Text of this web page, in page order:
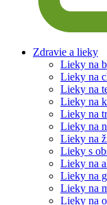
Zdravie a lieky
Lieky na
Lieky na
Lieky na
Lieky na
Lieky na
Lieky na
Lieky na
Lieky s
Lieky na
Lieky na
Lieky na
Lieky na